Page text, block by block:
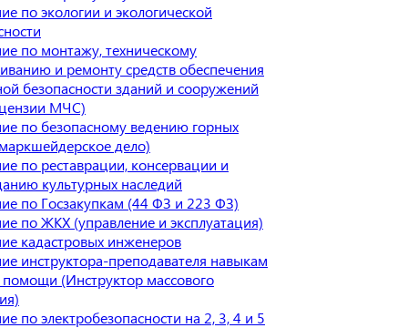
по экологии и экологической
по монтажу, техническому
и ремонту средств обеспечения
безопасности зданий и сооружений
МЧС)
по безопасному ведению горных
дело)
по реставрации, консервации и
культурных наследий
по Госзакупкам (44 ФЗ и 223 ФЗ)
по ЖКХ (управление и эксплуатация)
кадастровых инженеров
инструктора-преподавателя навыкам
(Инструктор массового
по электробезопасности на 2, 3, 4 и 5